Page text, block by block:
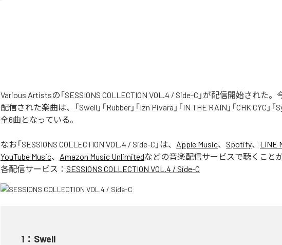
Various Artistsの「SESSIONS COLLECTION VOL.4 / Side-C」が配信開始された
配信された楽曲は、「Swell」「Rubber」「Izn Pivara」「IN THE RAIN」「CHK CYC」
全6曲となっている。
なお「SESSIONS COLLECTION VOL.4 / Side-C 」は、 Apple Music、 Spotify、 LINE
YouTube Music、 Amazon Music Unlimitedなどの音楽配信サービスで聴くこと
各配信サービス： SESSIONS COLLECTION VOL.4 / Side-C
1 ： Swell